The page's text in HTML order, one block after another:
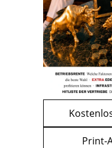
Tabelle
mehr
Print-